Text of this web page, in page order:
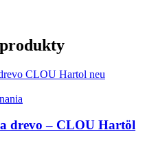
drevo – CLOU Hartöl